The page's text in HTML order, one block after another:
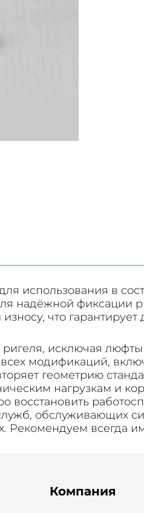
использования в
надёжной фиксации
что
исключая
модификаций,
геометрию
нагрузкам и
восстановить
обслуживающих
Рекомендуем всегда
Компания